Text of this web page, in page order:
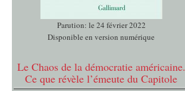
Parution: le 24 février 2022
Disponible en version numérique
Le Chaos de la démocratie américaine.
Ce que révèle l’émeute du Capitole